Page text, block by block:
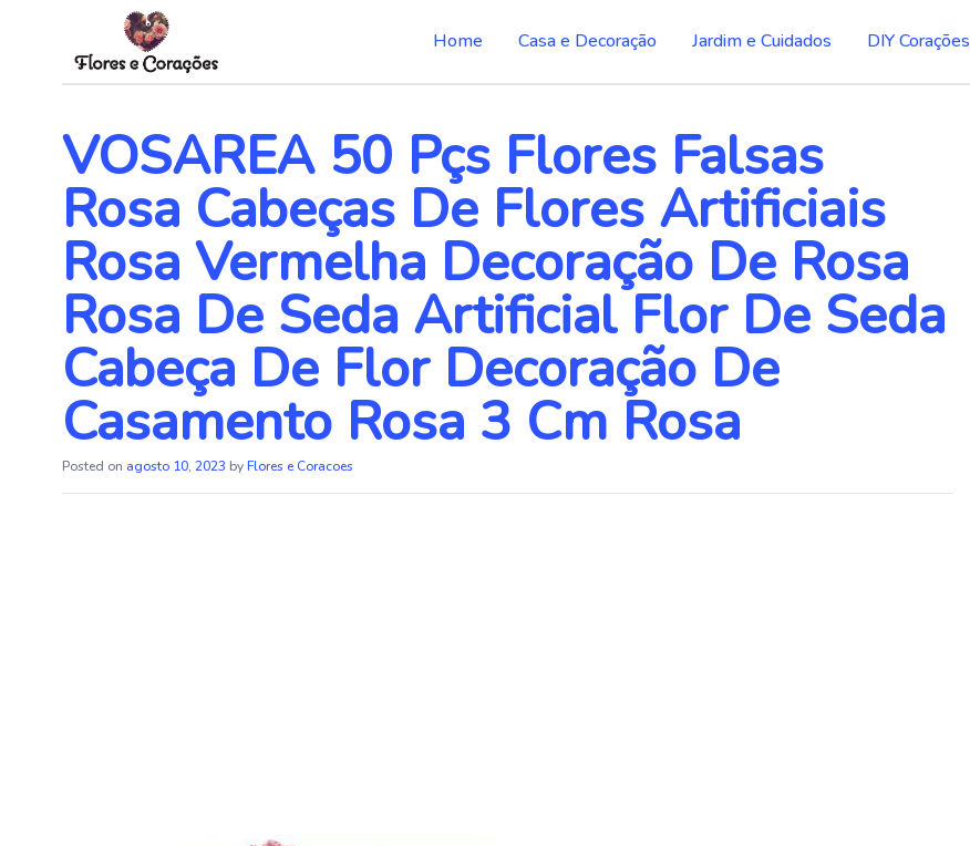
Skip
to
content
Home Casa e Decoração Jardim e Cuidados DIY Corações
VOSAREA 50 Pçs Flores Falsas
Rosa Cabeças De Flores Artificiais
Rosa Vermelha Decoração De Rosa
Rosa De Seda Artificial Flor De Seda
Cabeça De Flor Decoração De
Casamento Rosa 3 Cm Rosa
Posted on agosto 10, 2023 byFlores e Coracoes